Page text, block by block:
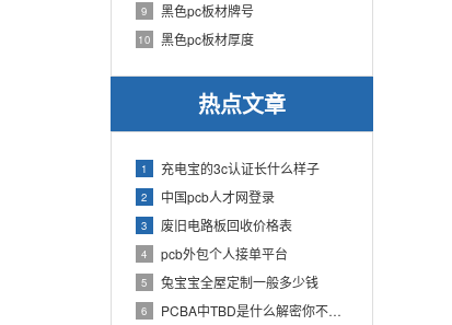
9 黑色pc板材牌号
10 黑色pc板材厚度
热点文章
1 充电宝的3c认证长什么样子
2 中国pcb人才网登录
3 废旧电路板回收价格表
4 pcb外包个人接单平台
5 兔宝宝全屋定制一般多少钱
6 PCBA中TBD是什么解密你不知道的电子行业术语